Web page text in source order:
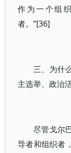
作为一个组
者。”[36]
三、为什
主选举、政治
尽管戈尔
导者和组织者